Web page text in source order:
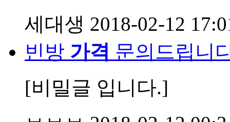
세대생 2018-02-12
빈방 가격 문의드립니
[비밀글 입니다.]